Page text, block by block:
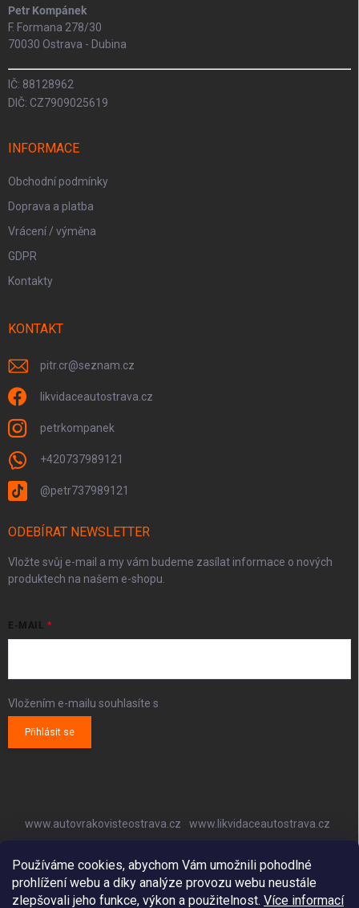
Používáme cookies, abychom Vám umožnili pohodlné
prohlížení webu a díky analýze provozu webu neustále
zlepšovali jeho funkce, výkon a použitelnost. Více informací
Petr Kompánek
F. Formana 278/30
70030 Ostrava - Dubina
IČ: 88128962
DIČ: CZ7909025619
INFORMACE
Obchodní podmínky
Doprava a platba
Vrácení / výměna
GDPR
Kontakty
KONTAKT
pitr.cr@seznam.cz
likvidaceautostrava.cz
petrkompanek
+420737989121
@petr737989121
ODEBÍRAT NEWSLETTER
Vložte svůj e-mail a my vám budeme zasílat informace o nových
produktech na našem e-shopu.
E-MAIL
Vložením e-mailu souhlasíte s
Přihlásit se
www.autovrakovisteostrava.cz
www.likvidaceautostrava.cz